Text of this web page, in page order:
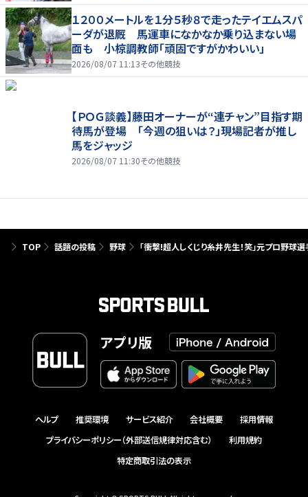
１２００メートルを１分５秒８で走ったテイエムスパ
ーダが退厩 馬運車になかなか乗り込まない場
面も 小椋調教師「頑固ですがかわいい」
2026/08/07 11:13その他競技
【ＰＯＧ談義】藤田オーナーが“連チャン”目指す期
待馬が登場 「今週の狙いは？」現場記者が推し
馬をジャッジ
2026/08/07 11:30その他競技
TOP 話題の投稿 野球 「衝撃!超人しくじり糸井先生！笑」元プロ野球
アプリ版
ヘルプ 推奨環境 サービス紹介 会社概要
採用情報
プライバシーポリシー（外部送信規律対応含む）
利用規約
特定商取引法の表示